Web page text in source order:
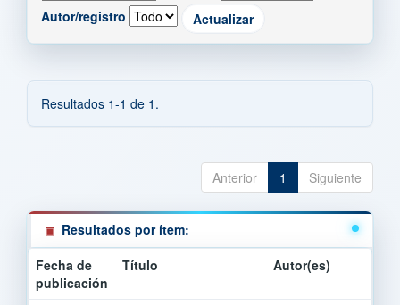
Autor/registro
Resultados 1-1 de 1.
Anterior 1 Siguiente
Resultados por ítem:
Fecha de
publicación
Título Autor(es)